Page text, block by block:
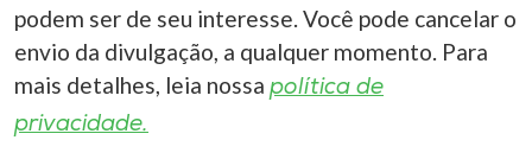
podem ser de seu interesse. Você pode cancelar o
envio da divulgação, a qualquer momento. Para
mais detalhes, leia nossa política de
privacidade.